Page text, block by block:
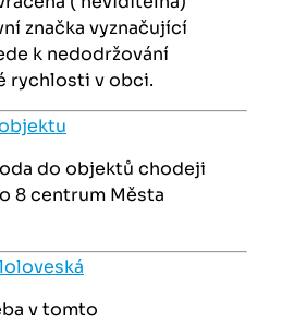
značka vyznačující
k nedodržování
rychlosti v obci.
do objektů chodeji
8 centrum Města
v tomto